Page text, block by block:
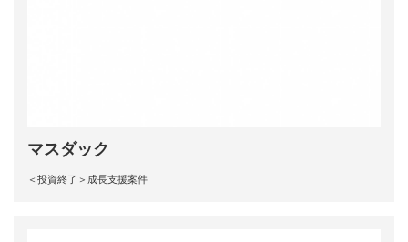
マスダック
＜投資終了＞成長支援案件